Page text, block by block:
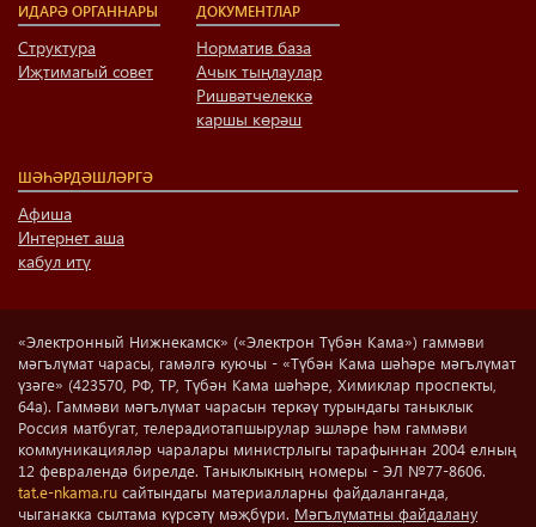
ИДАРӘ ОРГАННАРЫ
Структура
Иҗтимагый совет
ДОКУМЕНТЛАР
Норматив база
Ачык тыңлаулар
Ришвәтчелеккә
каршы көрәш
ШӘҺӘРДӘШЛӘРГӘ
Афиша
Интернет аша
кабул итү
«Электронный Нижнекамск» («Электрон Түбән Кама») гаммәви
мәгълүмат чарасы, гамәлгә куючы - «Түбән Кама шәһәре мәгълүмат
үзәге» (423570, РФ, ТР, Түбән Кама шәһәре, Химиклар проспекты,
64а). Гаммәви мәгълүмат чарасын теркәү турындагы таныклык
Россия матбугат, телерадиотапшырулар эшләре һәм гаммәви
коммуникацияләр чаралары министрлыгы тарафыннан 2004 елның
12 февралендә бирелде. Таныклыкның номеры - ЭЛ №77-8606.
tat.e-nkama.ru сайтындагы материалларны файдаланганда,
чыганакка сылтама күрсәтү мәҗбүри. Мәгълүматны файдалану